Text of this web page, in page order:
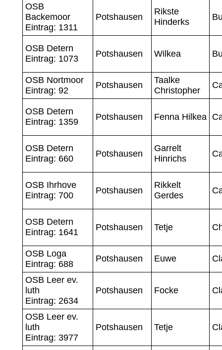
OSB
Backemoor
Eintrag: 1311
Potshausen
Rikste
Hinderks
OSB Detern
Eintrag: 1073
Potshausen Wilkea
OSB Nortmoor
Eintrag: 92
Potshausen
Taalke
Christopher
OSB Detern
Eintrag: 1359
Potshausen Fenna Hilkea
OSB Detern
Eintrag: 660
Potshausen
Garrelt
Hinrichs
OSB Ihrhove
Eintrag: 700
Potshausen
Rikkelt
Gerdes
OSB Detern
Eintrag: 1641
Potshausen Tetje
OSB Loga
Eintrag: 688
Potshausen Euwe
OSB Leer ev.
luth
Eintrag: 2634
Potshausen Focke
OSB Leer ev.
luth
Eintrag: 3977
Potshausen Tetje